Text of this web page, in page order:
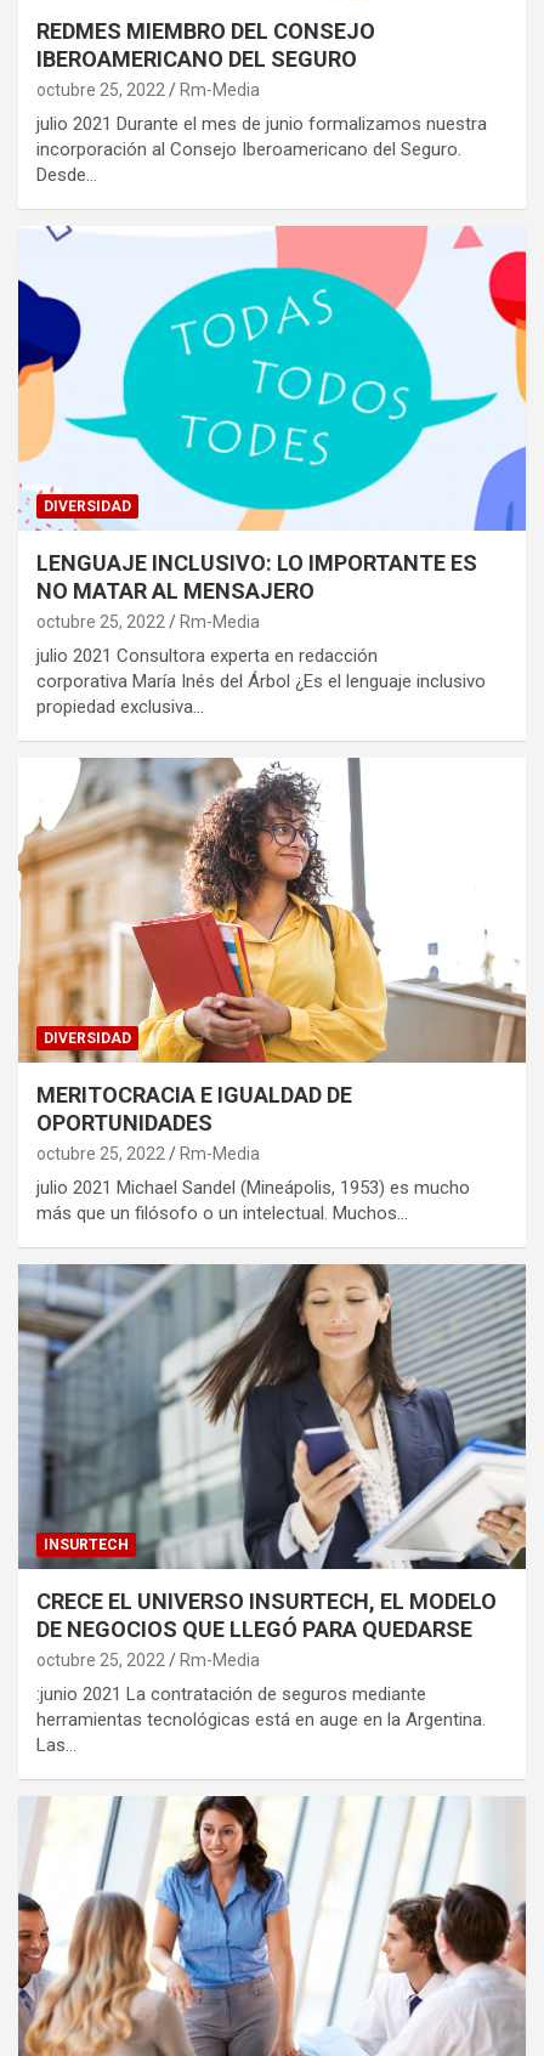
REDMES MIEMBRO DEL CONSEJO
IBEROAMERICANO DEL SEGURO
octubre 25, 2022 Rm-Media
julio 2021 Durante el mes de junio formalizamos nuestra
incorporación al Consejo Iberoamericano del Seguro.
Desde…
DIVERSIDAD
LENGUAJE INCLUSIVO: LO IMPORTANTE ES
NO MATAR AL MENSAJERO
octubre 25, 2022 Rm-Media
julio 2021 Consultora experta en redacción
corporativa María Inés del Árbol ¿Es el lenguaje inclusivo
propiedad exclusiva…
DIVERSIDAD
MERITOCRACIA E IGUALDAD DE
OPORTUNIDADES
octubre 25, 2022 Rm-Media
julio 2021 Michael Sandel (Mineápolis, 1953) es mucho
más que un filósofo o un intelectual. Muchos…
INSURTECH
CRECE EL UNIVERSO INSURTECH, EL MODELO
DE NEGOCIOS QUE LLEGÓ PARA QUEDARSE
octubre 25, 2022 Rm-Media
:junio 2021 La contratación de seguros mediante
herramientas tecnológicas está en auge en la Argentina.
Las…